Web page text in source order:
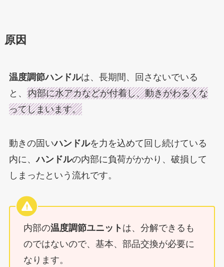
原因
温度調節ハンドルは、長期間、回さないでいる
と、 内部に水アカなどが付着し、動きがわるくな
ってしまいます。
動きの固いハンドルを力を込めて回し続けている
内に、ハンドルの内部に負荷がかかり、破損して
しまったという流れです。
内部の温度調節ユニット は、分解できるも
のではないので、基本、部品交換が必要に
なります。